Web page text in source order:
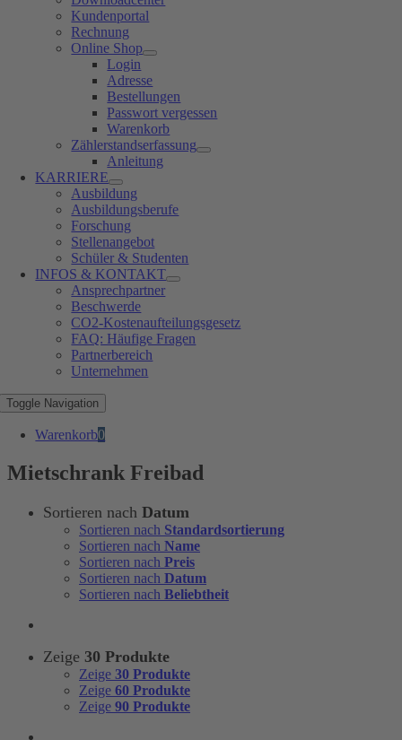
Kundenportal
Rechnung
Online Shop
Login
Adresse
Bestellungen
Passwort vergessen
Warenkorb
Zählerstandserfassung
Anleitung
KARRIERE
Ausbildung
Ausbildungsberufe
Forschung
Stellenangebot
Schüler & Studenten
INFOS & KONTAKT
Ansprechpartner
Beschwerde
CO2-Kostenaufteilungsgesetz
FAQ: Häufige Fragen
Partnerbereich
Unternehmen
Toggle Navigation
Warenkorb0
Mietschrank Freibad
Sortieren nach Datum
Sortieren nach Standardsortierung
Sortieren nach Name
Sortieren nach Preis
Sortieren nach Datum
Sortieren nach Beliebtheit
Zeige 30 Produkte
Zeige 30 Produkte
Zeige 60 Produkte
Zeige 90 Produkte